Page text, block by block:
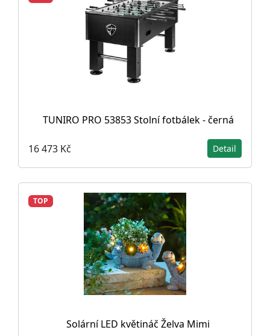
TUNIRO PRO 53853 Stolní fotbálek - černá
16 473 Kč Detail
TOP
Solární LED květináč Želva Mimi